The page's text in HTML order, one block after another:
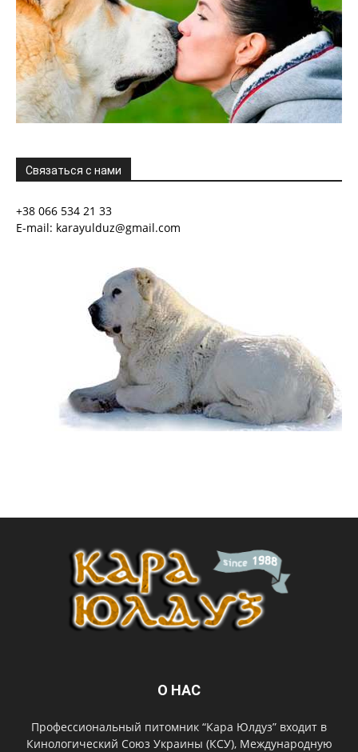
Связаться с нами
+38 066 534 21 33
E-mail: karayulduz@gmail.com
О НАС
Профессиональный питомник “Кара Юлдуз” входит в
Кинологический Союз Украины (КСУ), Международную